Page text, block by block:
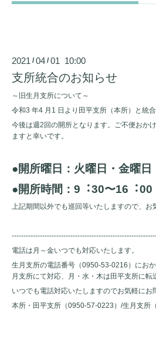
2021 /04 /01 10:00
支所統合のお知らせ
～旧生月支所について～
令和3 年4 ⽉1 ⽇より田平支所（本所）と統合
今後は週2回の開所となります。ご不便おか
ますと幸いです。
●開所曜⽇：⽕曜⽇・⾦曜⽇
●開所時間：9︓30〜16︓00
上記期間以外でも巡回等いたしますので、お
電話は月～金いつでも対応いたします。
生月支所の電話番号（0950-53-0216）にお
月支所にて対応、月・水・木は田平支所に転
いつでも電話対応いたしますのでお気軽にお
本所・田平支所（0950-57-0223）/生月支所